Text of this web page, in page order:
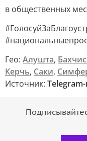
в общественных
Гео: Алушта,
Керчь, Саки,
Источник: